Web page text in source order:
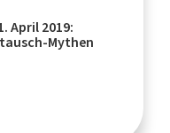
April 2019:
Mythen